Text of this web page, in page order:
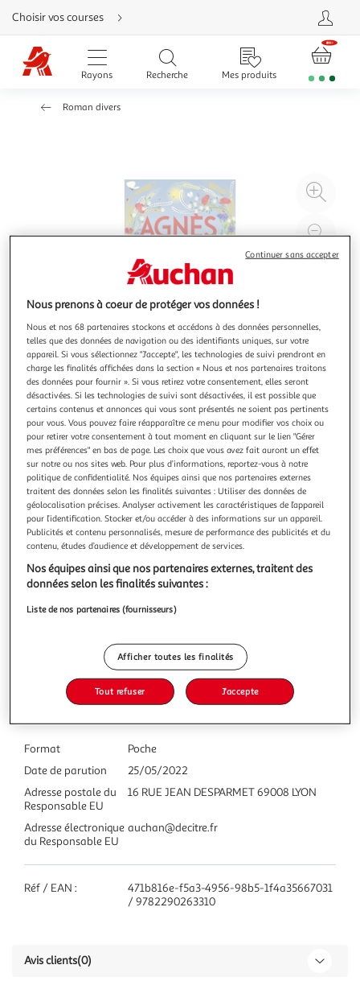
Aller
directement
au
contenu
Aller
directement
Aller
Choisir vos courses
Rayons Recherche Mes produits
Roman divers
à
MARIE D'EN HAUT. EDITION REVUE ET CORRIGEE,
Ledig Agnès
Marie a un caractère bien trempé. Elle s'occupe seule de ses
vaches, de son fromage, et même de sa fille Suzie. Nichée
dans les hauteurs, sa ferme ariégeoise la protège de tous.
Antoine, son meilleur ami, lui donne un coup de main dès
qu'elle en a besoin. Olivier est un grand bourru au coeur
tendre.
En savoir +
Vous voulez connaître le prix de ce produit ?
Afficher le prix
Caractéristiques
Format
Poche
Date de parution
25/05/2022
Adresse postale du
Responsable EU
16 RUE JEAN DESPARMET 69008 LYON
Adresse électronique
du Responsable EU
auchan@decitre.fr
Réf / EAN :
471b816e-f5a3-4956-98b5-1f4a35667031
/ 9782290263310
Avis clients(0)
Nous prenons à coeur de protéger vos données !
Nous et nos 68 partenaires stockons et accédons à des données personnelles,
telles que des données de navigation ou des identifiants uniques, sur votre
appareil. Si vous sélectionnez "J'accepte", les technologies de suivi prendront en
charge les finalités affichées dans la section « Nous et nos partenaires traitons
des données pour fournir ». Si vous retirez votre consentement, elles seront
désactivées. Si les technologies de suivi sont désactivées, il est possible que
certains contenus et annonces qui vous sont présentés ne soient pas pertinents
pour vous. Vous pouvez faire réapparaître ce menu pour modifier vos choix ou
pour retirer votre consentement à tout moment en cliquant sur le lien "Gérer
mes préférences" en bas de page. Les choix que vous avez fait auront un effet
sur notre ou nos sites web. Pour plus d’informations, reportez-vous à notre
politique de confidentialité. Nos équipes ainsi que nos partenaires externes
traitent des données selon les finalités suivantes : Utiliser des données de
géolocalisation précises. Analyser activement les caractéristiques de l’appareil
pour l’identification. Stocker et/ou accéder à des informations sur un appareil.
Publicités et contenu personnalisés, mesure de performance des publicités et du
contenu, études d’audience et développement de services.
Nos équipes ainsi que nos partenaires externes, traitent des
données selon les finalités suivantes :
Liste de nos partenaires (fournisseurs)
Afficher toutes les finalités
Tout refuser J'accepte
Continuer sans accepter